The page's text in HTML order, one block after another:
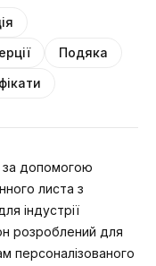
Подяка
за допомогою
листа з
індустрії
розроблений для
персоналізованого